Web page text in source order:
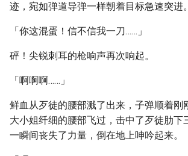
迹，宛如弹道导弹一样朝着目标急速突进。
「你这混蛋！信不信我一刀……」
砰！尖锐刺耳的枪响声再次响起。
「啊啊啊……」
鲜血从歹徒的腰部溅了出来，子弹顺着刚
大小姐纤细的腰部飞过，击中了歹徒肋下
一瞬间丧失了力量，倒在地上呻吟起来。